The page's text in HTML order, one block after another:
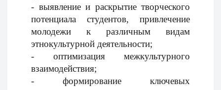
- выявление и раскрытие творческого
потенциала студентов, привлечение
молодежи к различным видам
этнокультурной деятельности;
- оптимизация межкультурного
взаимодействия;
- формирование ключевых